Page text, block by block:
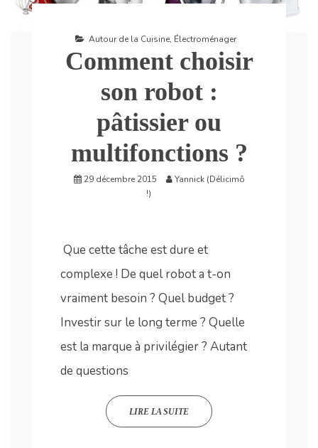
Autour de la Cuisine, Électroménager
Comment choisir
son robot :
pâtissier ou
multifonctions ?
29 décembre 2015
Yannick (Délicimô
!)
Que cette tâche est dure et
complexe ! De quel robot a t-on
vraiment besoin ? Quel budget ?
Investir sur le long terme ? Quelle
est la marque à privilégier ? Autant
de questions
LIRE LA SUITE